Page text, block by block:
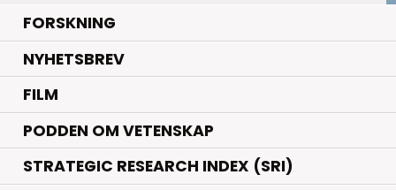
FORSKNING.
NYHETSBREV
FILM
PODDEN OM VETENSKAP
STRATEGIC RESEARCH INDEX (SRI)